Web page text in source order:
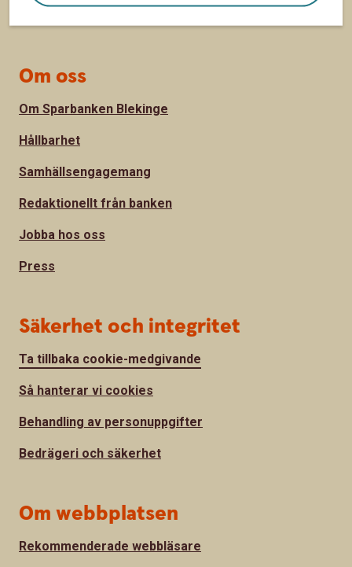
Om oss
Om Sparbanken Blekinge
Hållbarhet
Samhällsengagemang
Redaktionellt från banken
Jobba hos oss
Press
Säkerhet och integritet
Ta tillbaka cookie-medgivande
Så hanterar vi cookies
Behandling av personuppgifter
Bedrägeri och säkerhet
Om webbplatsen
Rekommenderade webbläsare